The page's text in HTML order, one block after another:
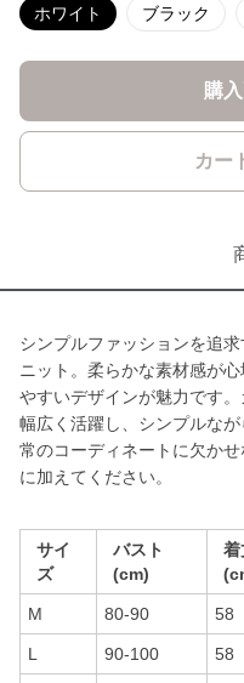
ホワイト ブラック
購
カー
シンプルファッションを追
ニット。柔らかな素材感が
やすいデザインが魅力です
幅広く活躍し、シンプルな
常のコーディネートに欠か
に加えてください。
サイ
ズ
バスト
(cm)
着
M 80-90 58
L 90-100 58